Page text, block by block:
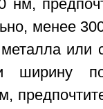
нм,
менее
или
и ширину